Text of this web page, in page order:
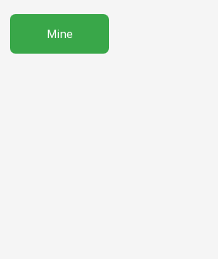
Mine